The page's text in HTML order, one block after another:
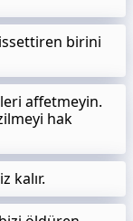
birini
affetmeyin.
hak
kalır.